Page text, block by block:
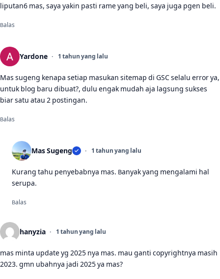
liputan6 mas, saya yakin pasti rame yang beli, saya juga pgen beli.
Balas
Yardone 1 tahun yang lalu
Mas sugeng kenapa setiap masukan sitemap di GSC selalu error ya,
untuk blog baru dibuat?, dulu engak mudah aja lagsung sukses
biar satu atau 2 postingan.
Balas
Mas Sugeng 1 tahun yang lalu
Kurang tahu penyebabnya mas. Banyak yang mengalami hal
serupa.
Balas
hanyzia 1 tahun yang lalu
mas minta update yg 2025 nya mas. mau ganti copyrightnya masih
2023. gmn ubahnya jadi 2025 ya mas?